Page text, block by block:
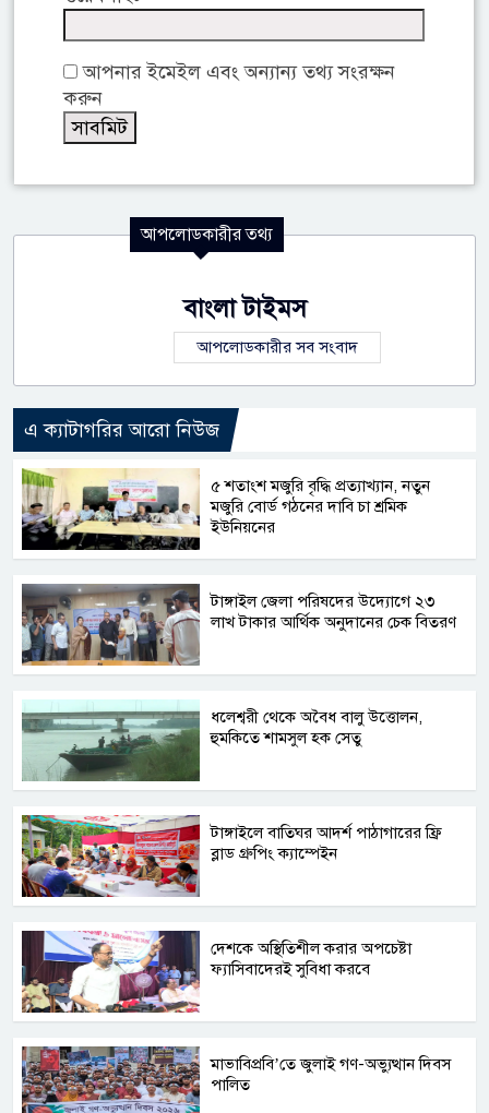
আপনার ইমেইল এবং অন্যান্য তথ্য সংরক্ষন
করুন
আপলোডকারীর তথ্য
বাংলা টাইমস
আপলোডকারীর সব সংবাদ
এ ক্যাটাগরির আরো নিউজ
৫ শতাংশ মজুরি বৃদ্ধি প্রত্যাখ্যান, নতুন
মজুরি বোর্ড গঠনের দাবি চা শ্রমিক
ইউনিয়নের
টাঙ্গাইল জেলা পরিষদের উদ্যোগে ২৩
লাখ টাকার আর্থিক অনুদানের চেক বিতরণ
ধলেশ্বরী থেকে অবৈধ বালু উত্তোলন,
হুমকিতে শামসুল হক সেতু
টাঙ্গাইলে বাতিঘর আদর্শ পাঠাগারের ফ্রি
ব্লাড গ্রুপিং ক্যাম্পেইন
দেশকে অস্থিতিশীল করার অপচেষ্টা
ফ্যাসিবাদেরই সুবিধা করবে
মাভাবিপ্রবি’তে জুলাই গণ-অভ্যুত্থান দিবস
পালিত